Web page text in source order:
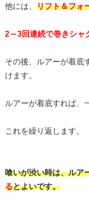
他には、 リフト＆フォ
2～3回連続で巻きシャ
その後、ルアーが着底
けます。
ルアーが着底すれば、
これを繰り返します。
喰いが渋い時は、ルア
るとよいです。